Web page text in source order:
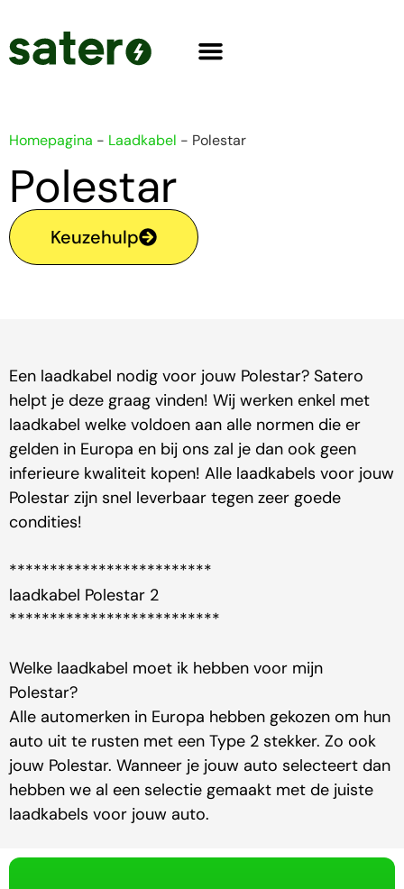
Homepagina - Laadkabel - Polestar
Polestar
Keuzehulp
Een laadkabel nodig voor jouw Polestar? Satero
helpt je deze graag vinden! Wij werken enkel met
laadkabel welke voldoen aan alle normen die er
gelden in Europa en bij ons zal je dan ook geen
inferieure kwaliteit kopen! Alle laadkabels voor jouw
Polestar zijn snel leverbaar tegen zeer goede
condities!
*************************
laadkabel Polestar 2
**************************
Welke laadkabel moet ik hebben voor mijn
Polestar?
Alle automerken in Europa hebben gekozen om hun
auto uit te rusten met een Type 2 stekker. Zo ook
jouw Polestar. Wanneer je jouw auto selecteert dan
hebben we al een selectie gemaakt met de juiste
laadkabels voor jouw auto.